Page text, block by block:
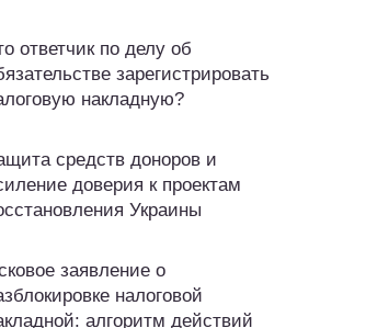
ответчик по делу об
зарегистрировать
накладную?
средств доноров и
доверия к проектам
Украины
заявление о
налоговой
алгоритм действий